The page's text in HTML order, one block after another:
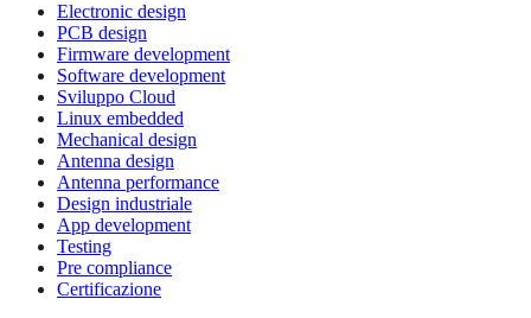
Electronic design
PCB design
Firmware development
Software development
Sviluppo Cloud
Linux embedded
Mechanical design
Antenna design
Antenna performance
Design industriale
App development
Testing
Pre compliance
Certificazione